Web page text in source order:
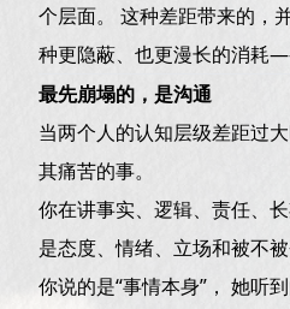
个层面。 这种差距带来的，
种更隐蔽、也更漫长的消
最先崩塌的，是沟通
当两个人的认知层级差距过
其痛苦的事。
你在讲事实、逻辑、责任、
是态度、情绪、立场和被不被
你说的是“事情本身”， 她听